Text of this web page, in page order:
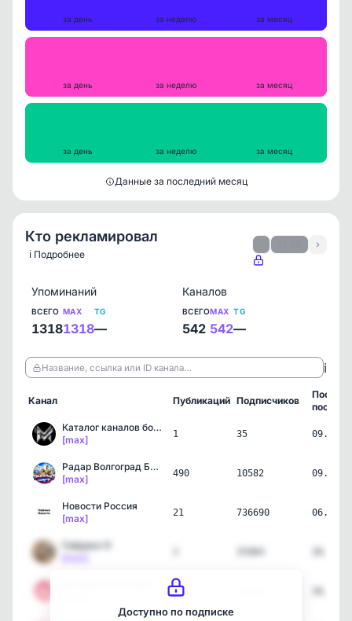
за день за неделю за месяц
за день за неделю за месяц
за день за неделю за месяц
Данные за последний месяц
Кто рекламировал
ℹ️ Подробнее
›
Упоминаний
ВСЕГО
1318
MAX
1318
TG
—
Каналов
ВСЕГО
542
MAX
542
TG
—
Название, ссылка или ID канала… ℹ️
Канал Публикаций Подписчиков
пост
Каталог каналов ботов в …
[max]
1 35
Радар Волгоград БПЛА
[max]
490 10582
Новости Россия
[max]
21 736690
Гайдики 🌸
2
Доступно по подписке